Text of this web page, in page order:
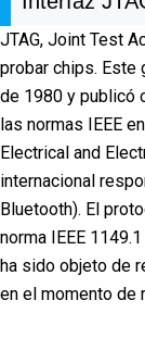
JTAG, Joint Test
probar chips. Este
de 1980 y publicó
las normas IEEE
Electrical and
internacional
Bluetooth). El
norma IEEE
ha sido objeto de
en el momento de